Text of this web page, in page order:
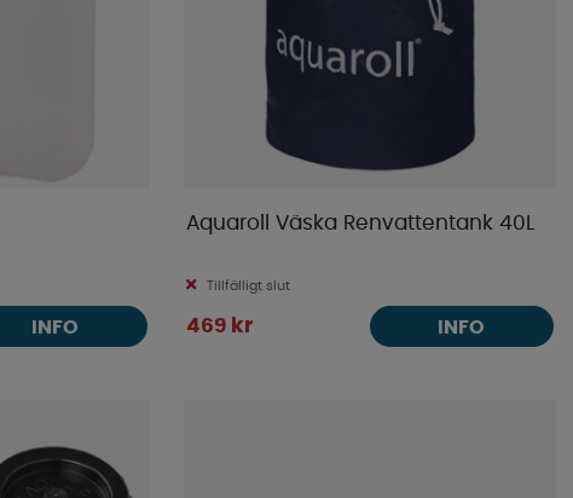
INFO
Aquaroll Väska Renvattentank 40L
Tillfälligt slut
469 kr INFO